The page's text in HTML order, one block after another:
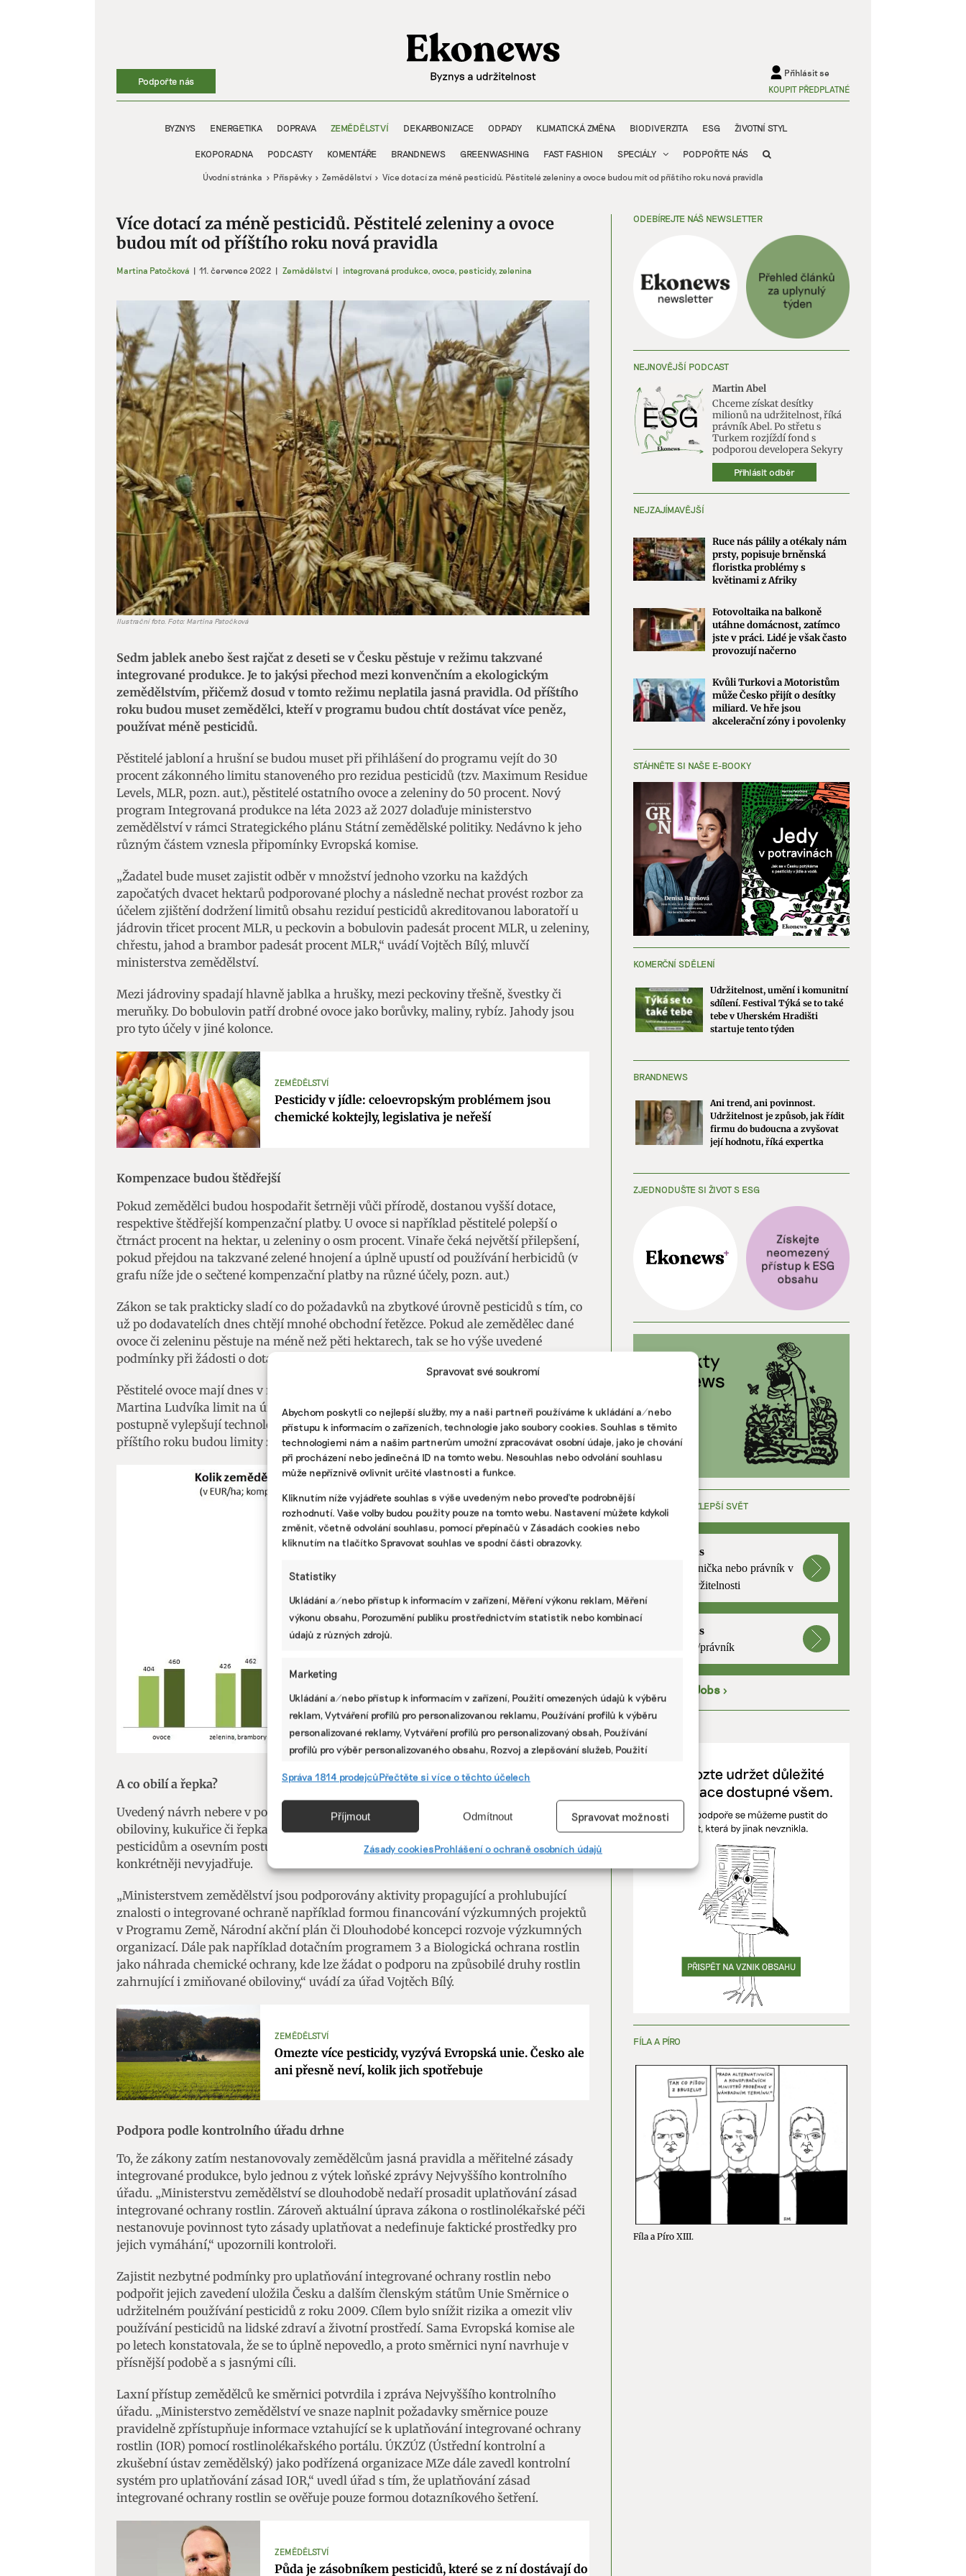
Spravovat své soukromí
Abychom poskytli co nejlepší služby, my a naši partneři používáme k ukládání a/nebo
přístupu k informacím o zařízeních, technologie jako soubory cookies. Souhlas s těmito
technologiemi nám a našim partnerům umožní zpracovávat osobní údaje, jako je chování
při procházení nebo jedinečná ID na tomto webu. Nesouhlas nebo odvolání souhlasu
může nepříznivě ovlivnit určité vlastnosti a funkce.
Kliknutím níže vyjádřete souhlas s výše uvedeným nebo proveďte podrobnější
rozhodnutí. Vaše volby budou použity pouze na tomto webu. Nastavení můžete kdykoli
změnit, včetně odvolání souhlasu, pomocí přepínačů v Zásadách cookies nebo
kliknutím na tlačítko Spravovat souhlas ve spodní části obrazovky.
Statistiky
Ukládání a/nebo přístup k informacím v zařízení, Měření výkonu reklam, Měření
výkonu obsahu, Porozumění publiku prostřednictvím statistik nebo kombinací
údajů z různých zdrojů.
Marketing
Ukládání a/nebo přístup k informacím v zařízení, Použití omezených údajů k výběru
reklam, Vytváření profilů pro personalizovanou reklamu, Používání profilů k výběru
personalizované reklamy, Vytváření profilů pro personalizovaný obsah, Používání
profilů pro výběr personalizovaného obsahu, Rozvoj a zlepšování služeb, Použití
Přiřazování a kombinování údajů z jiných zdrojů údajů, Propojení různých
zařízení, Identifikace zařízení na základě automaticky přenášených
Používání přesných údajů o zeměpisné poloze, Identifikace zařízení na základě
aktivně vyžádaných informací.
Zajištění bezpečnosti, předcházení a zjišťování podvodů a
odstraňování chyb, Poskytování a zobrazování reklamy a obsahu,
Správa 1814 prodejcůPřečtěte si více o těchto účelech
Příjmout Odmítnout Spravovat možnosti
Zásady cookiesProhlášení o ochraně osobních údajů
Podpořte nás
Přihlásit se
KOUPIT PŘEDPLATNÉ
BYZNYS ENERGETIKA DOPRAVA ZEMĚDĚLSTVÍ DEKARBONIZACE ODPADY KLIMATICKÁ ZMĚNA BIODIVERZITA ESG ŽIVOTNÍ STYL
EKOPORADNA PODCASTY KOMENTÁŘE BRANDNEWS GREENWASHING FAST FASHION SPECIÁLY PODPOŘTE NÁS
Úvodní stránka Příspěvky Zemědělství Více dotací za méně pesticidů. Pěstitelé zeleniny a ovoce budou mít od příštího roku nová pravidla
Více dotací za méně pesticidů. Pěstitelé zeleniny a ovoce
budou mít od příštího roku nová pravidla
Martina Patočková | 11. července 2022 | Zemědělství | integrovaná produkce, ovoce, pesticidy, zelenina
Zobrazit
větší
obrázek
Ilustrační foto. Foto: Martina Patočková
Sedm jablek anebo šest rajčat z deseti se v Česku pěstuje v režimu takzvané
integrované produkce. Je to jakýsi přechod mezi konvenčním a ekologickým
zemědělstvím, přičemž dosud v tomto režimu neplatila jasná pravidla. Od příštího
roku budou muset zemědělci, kteří v programu budou chtít dostávat více peněz,
používat méně pesticidů.
Pěstitelé jabloní a hrušní se budou muset při přihlášení do programu vejít do 30
procent zákonného limitu stanoveného pro rezidua pesticidů (tzv. Maximum Residue
Levels, MLR, pozn. aut.), pěstitelé ostatního ovoce a zeleniny do 50 procent. Nový
program Integrovaná produkce na léta 2023 až 2027 dolaďuje ministerstvo
zemědělství v rámci Strategického plánu Státní zemědělské politiky. Nedávno k jeho
různým částem vznesla připomínky Evropská komise.
„Žadatel bude muset zajistit odběr v množství jednoho vzorku na každých
započatých dvacet hektarů podporované plochy a následně nechat provést rozbor za
účelem zjištění dodržení limitů obsahu reziduí pesticidů akreditovanou laboratoří u
jádrovin třicet procent MLR, u peckovin a bobulovin padesát procent MLR, u zeleniny,
chřestu, jahod a brambor padesát procent MLR,“ uvádí Vojtěch Bílý, mluvčí
ministerstva zemědělství.
Mezi jádroviny spadají hlavně jablka a hrušky, mezi peckoviny třešně, švestky či
meruňky. Do bobulovin patří drobné ovoce jako borůvky, maliny, rybíz. Jahody jsou
pro tyto účely v jiné kolonce.
ZEMĚDĚLSTVÍ
Pesticidy v jídle: celoevropským problémem jsou
chemické koktejly, legislativa je neřeší
Kompenzace budou štědřejší
Pokud zemědělci budou hospodařit šetrněji vůči přírodě, dostanou vyšší dotace,
respektive štědřejší kompenzační platby. U ovoce si například pěstitelé polepší o
čtrnáct procent na hektar, u zeleniny o osm procent. Vinaře čeká největší přilepšení,
pokud přejdou na takzvané zelené hnojení a úplně upustí od používání herbicidů (v
grafu níže jde o sečtené kompenzační platby na různé účely, pozn. aut.)
Zákon se tak prakticky sladí co do požadavků na zbytkové úrovně pesticidů s tím, co
už po dodavatelích dnes chtějí mnohé obchodní řetězce. Pokud ale zemědělec dané
ovoce či zeleninu pěstuje na méně než pěti hektarech, tak se ho výše uvedené
podmínky při žádosti o dotaci týkat nebudou.
Pěstitelé ovoce mají dnes v režimu integrované produkce podle šéfa Ovocnářské unie
Martina Ludvíka limit na úrovni 75 procent. „To pěstitelé bez problému splňují a
postupně vylepšují technologie, aby dosáhli nižších limitů,“ uvádí Ludvík s tím, že od
příštího roku budou limity zpřísněny na základě vládního nařízení.
A co obilí a řepka?
Uvedený návrh nebere v potaz ostatní plodiny, jako jsou v tuzemsku rozšířené
obiloviny, kukuřice či řepka, jejichž dopad na životní prostředí je kvůli používaným
pesticidům a osevním postupům nejhorší. Ministerstvo zemědělství se k nim navíc
konkrétněji nevyjadřuje.
„Ministerstvem zemědělství jsou podporovány aktivity propagující a prohlubující
znalosti o integrované ochraně například formou financování výzkumných projektů
v Programu Země, Národní akční plán či Dlouhodobé koncepci rozvoje výzkumných
organizací. Dále pak například dotačním programem 3 a Biologická ochrana rostlin
jako náhrada chemické ochrany, kde lze žádat o podporu na způsobilé druhy rostlin
zahrnující i zmiňované obiloviny,“ uvádí za úřad Vojtěch Bílý.
ZEMĚDĚLSTVÍ
Omezte více pesticidy, vyzývá Evropská unie. Česko ale
ani přesně neví, kolik jich spotřebuje
Podpora podle kontrolního úřadu drhne
To, že zákony zatím nestanovovaly zemědělcům jasná pravidla a měřitelné zásady
integrované produkce, bylo jednou z výtek loňské zprávy Nejvyššího kontrolního
úřadu. „Ministerstvu zemědělství se dlouhodobě nedaří prosadit uplatňování zásad
integrované ochrany rostlin. Zároveň aktuální úprava zákona o rostlinolékařské péči
nestanovuje povinnost tyto zásady uplatňovat a nedefinuje faktické prostředky pro
jejich vymáhání,“ upozornili kontroloři.
Zajistit nezbytné podmínky pro uplatňování integrované ochrany rostlin nebo
podpořit jejich zavedení uložila Česku a dalším členským státům Unie Směrnice o
udržitelném používání pesticidů z roku 2009. Cílem bylo snížit rizika a omezit vliv
používání pesticidů na lidské zdraví a životní prostředí. Sama Evropská komise ale
po letech konstatovala, že se to úplně nepovedlo, a proto směrnici nyní navrhuje v
přísnější podobě a s jasnými cíli.
Laxní přístup zemědělců ke směrnici potvrdila i zpráva Nejvyššího kontrolního
úřadu. „Ministerstvo zemědělství ve snaze naplnit požadavky směrnice pouze
pravidelně zpřístupňuje informace vztahující se k uplatňování integrované ochrany
rostlin (IOR) pomocí rostlinolékařského portálu. ÚKZÚZ (Ústřední kontrolní a
zkušební ústav zemědělský) jako podřízená organizace MZe dále zavedl kontrolní
systém pro uplatňování zásad IOR,“ uvedl úřad s tím, že uplatňování zásad
integrované ochrany rostlin se ověřuje pouze formou dotazníkového šetření.
ZEMĚDĚLSTVÍ
Půda je zásobníkem pesticidů, které se z ní dostávají do
ODEBÍREJTE NÁŠ NEWSLETTER
NEJNOVĚJŠÍ PODCAST
Martin Abel
Chceme získat desítky
milionů na udržitelnost, říká
právník Abel. Po střetu s
Turkem rozjíždí fond s
podporou developera Sekyry
Přihlásit odběr
NEJZAJÍMAVĚJŠÍ
Ruce nás pálily a otékaly nám
prsty, popisuje brněnská
floristka problémy s
květinami z Afriky
Fotovoltaika na balkoně
utáhne domácnost, zatímco
jste v práci. Lidé je však často
provozují načerno
Kvůli Turkovi a Motoristům
může Česko přijít o desítky
miliard. Ve hře jsou
akcelerační zóny i povolenky
STÁHNĚTE SI NAŠE E-BOOKY
KOMERČNÍ SDĚLENÍ
Udržitelnost, umění i komunitní
sdílení. Festival Týká se to také
tebe v Uherském Hradišti
startuje tento týden
BRANDNEWS
Ani trend, ani povinnost.
Udržitelnost je způsob, jak řídit
firmu do budoucna a zvyšovat
její hodnotu, říká expertka
ZJEDNODUŠTE SI ŽIVOT S ESG
PRÁCE, KTERÁ ZLEPŠÍ SVĚT
mutualus
Stáž: právnička nebo právník v
oblasti udržitelnosti
mutualus
právnička/právník
EkoJobs >
PODPOŘTE NÁS
FÍLA A PÍRO
Fíla a Píro XIII.